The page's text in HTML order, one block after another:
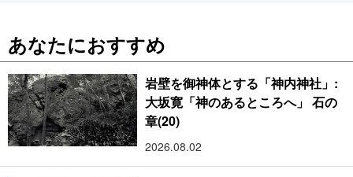
あなたにおすすめ
岩壁を御神体とする「神内神社」:
大坂寛「神のあるところへ」 石の
章(20)
2026.08.02